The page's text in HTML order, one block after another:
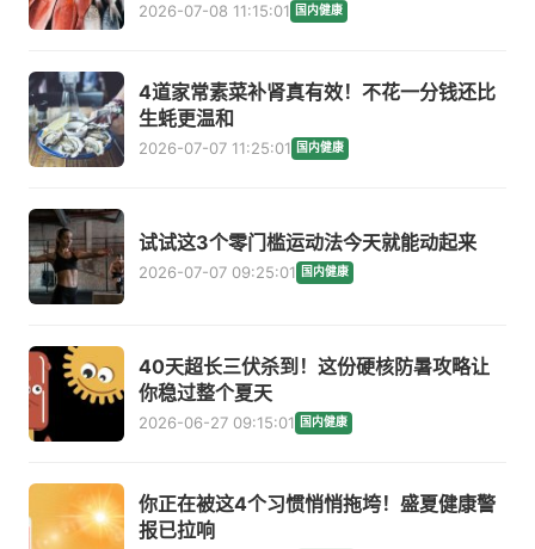
2026-07-08 11:15:01 国内健康
4道家常素菜补肾真有效！不花一分钱还比
生蚝更温和
2026-07-07 11:25:01 国内健康
试试这3个零门槛运动法今天就能动起来
2026-07-07 09:25:01 国内健康
40天超长三伏杀到！这份硬核防暑攻略让
你稳过整个夏天
2026-06-27 09:15:01 国内健康
你正在被这4个习惯悄悄拖垮！盛夏健康警
报已拉响